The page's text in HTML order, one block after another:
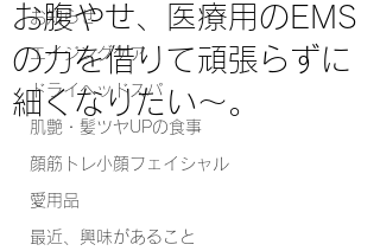
お知らせ
エイジングケア
ドライヘッドスパ
肌艶・髪ツヤUPの食事
顔筋トレ小顔フェイシャル
愛用品
最近、興味があること
お腹やせ、医療用のEMS
の力を借りて頑張らずに
細くなりたい～。